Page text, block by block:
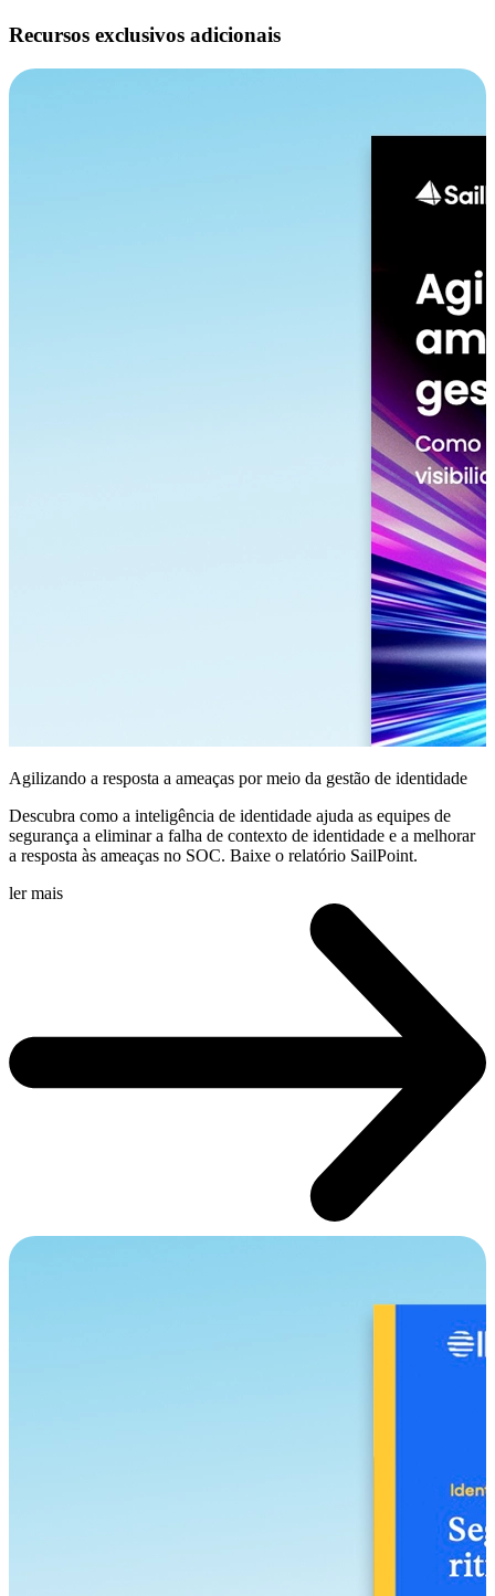
Recursos exclusivos adicionais
Agilizando a resposta a ameaças por meio da gestão de identidade
Descubra como a inteligência de identidade ajuda as equipes de
segurança a eliminar a falha de contexto de identidade e a melhorar
a resposta às ameaças no SOC. Baixe o relatório SailPoint.
ler mais